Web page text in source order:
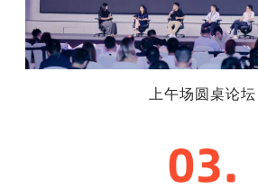
上午场圆桌论坛